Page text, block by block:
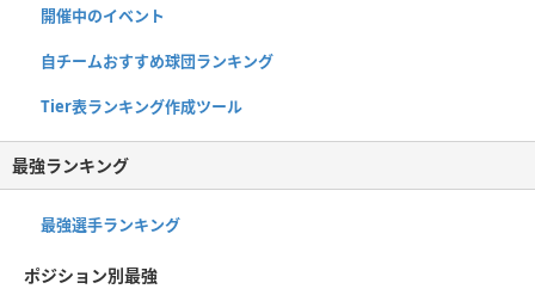
開催中のイベント
自チームおすすめ球団ランキング
Tier表ランキング作成ツール
最強ランキング
最強選手ランキング
ポジション別最強